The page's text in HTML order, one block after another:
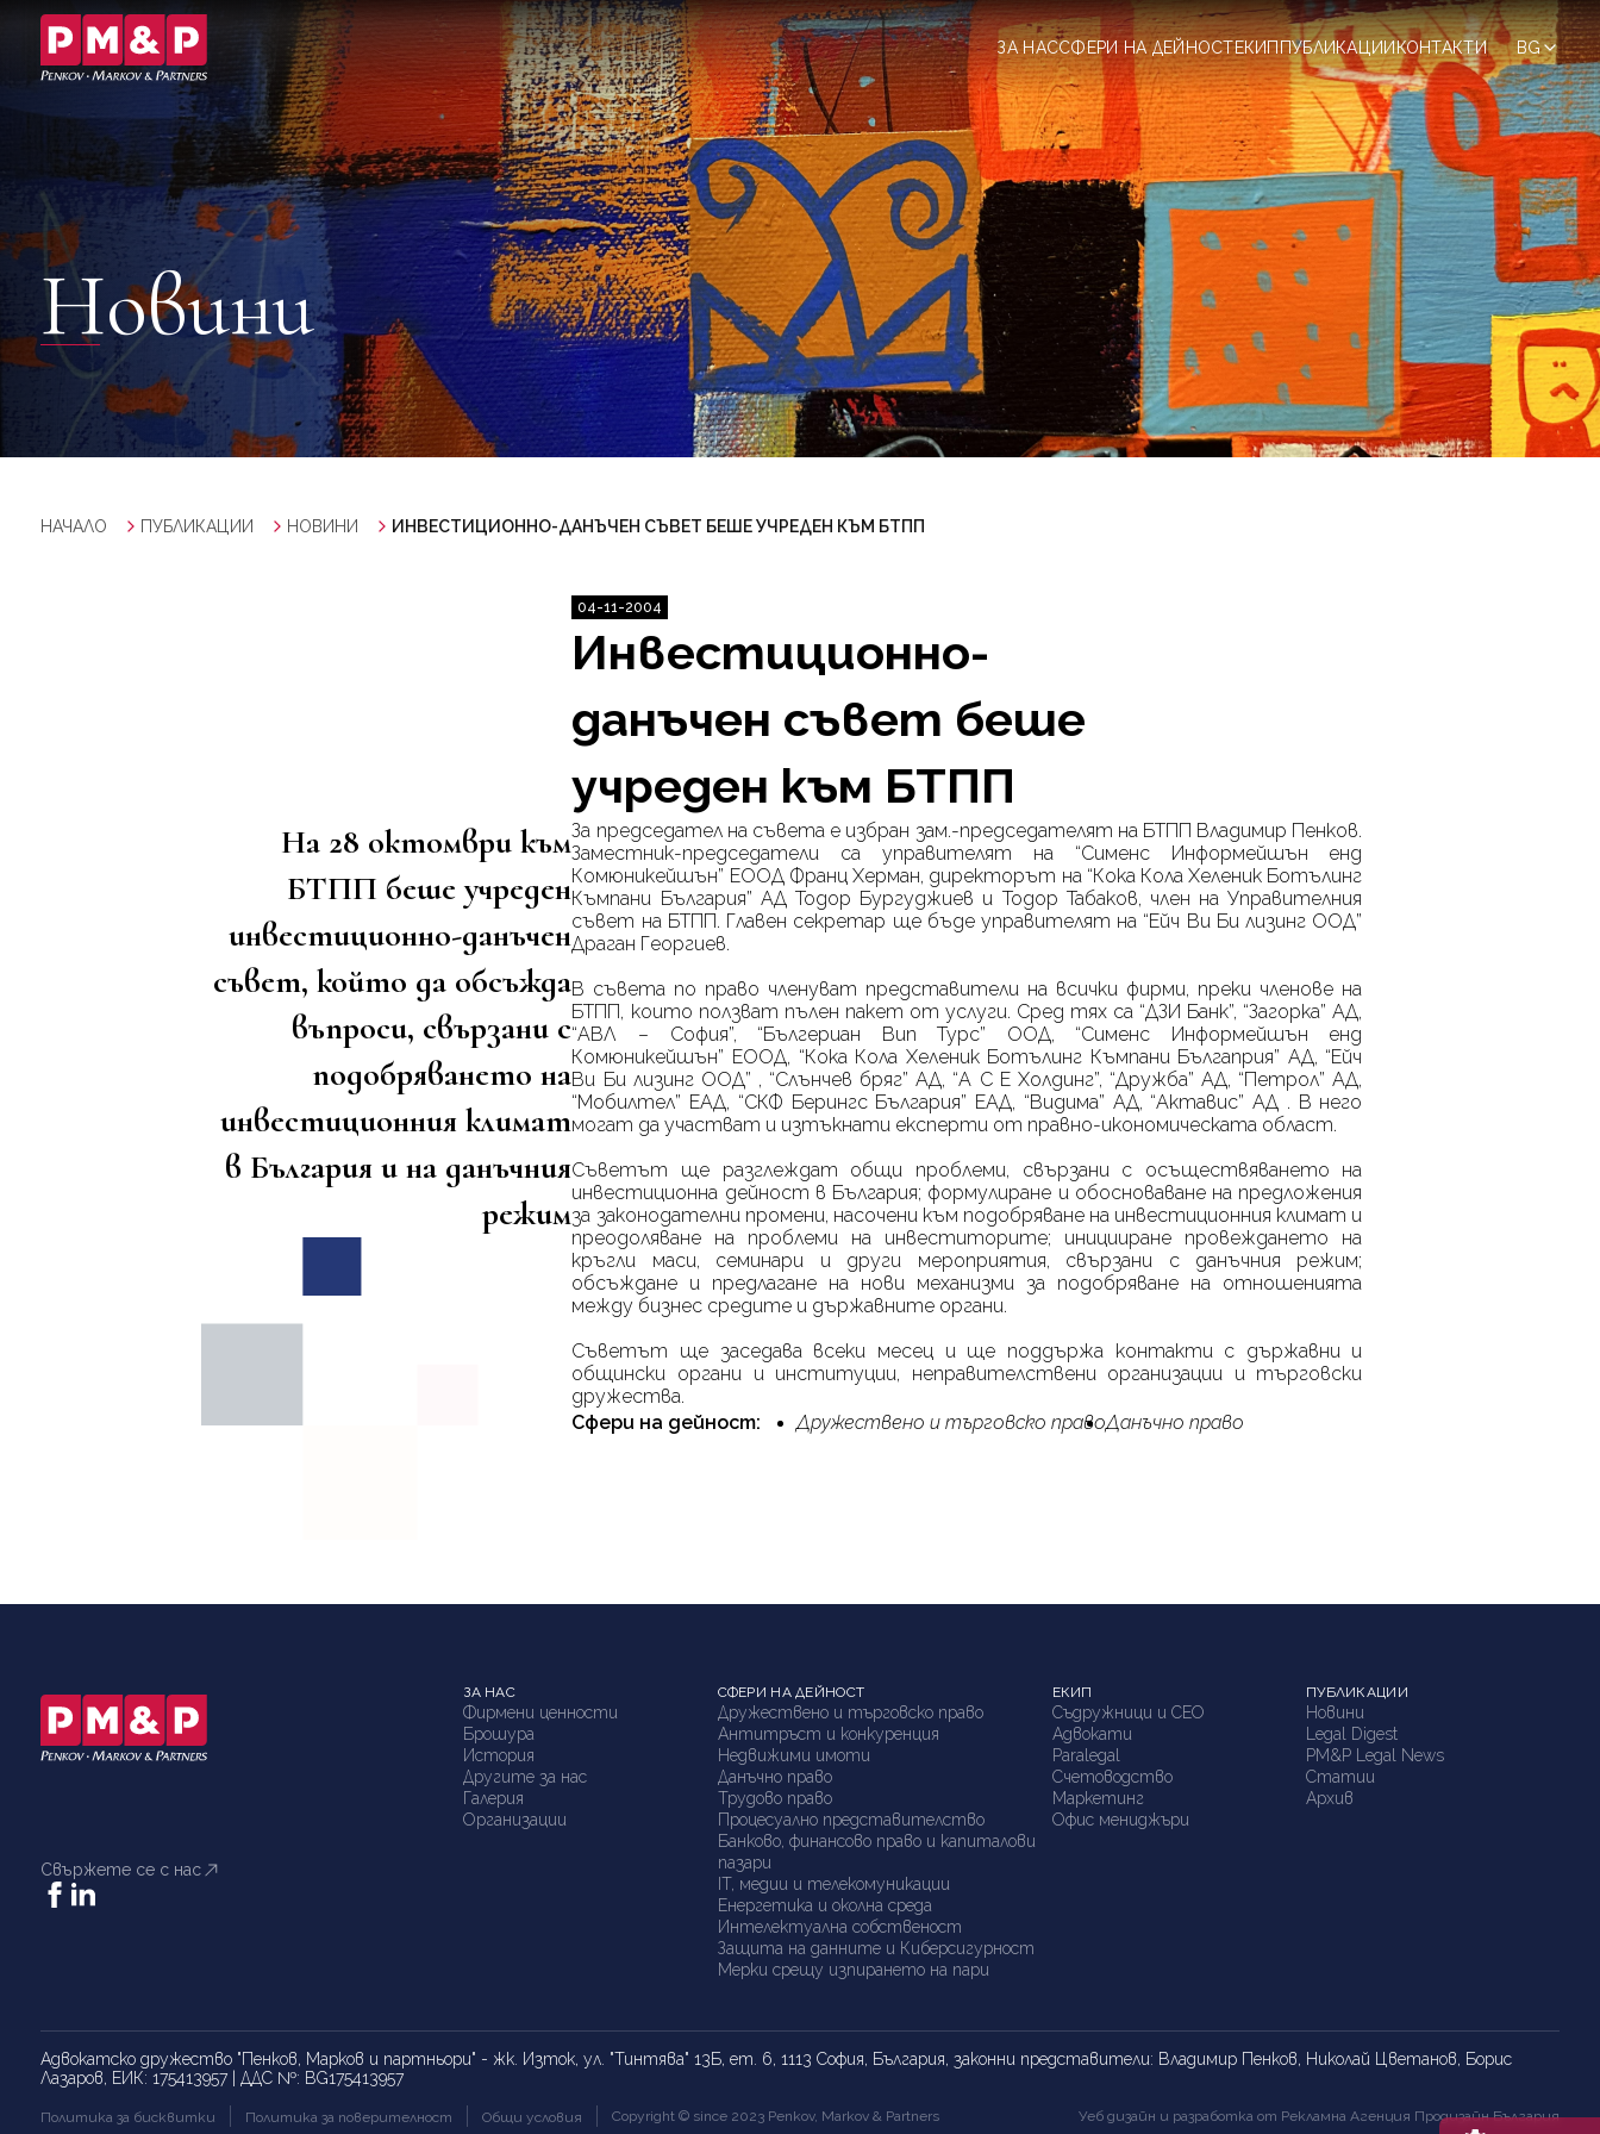
ЗА НАССФЕРИ НА ДЕЙНОСТЕКИППУБЛИКАЦИИКОНТАКТИ BG
Новини
НАЧАЛО ПУБЛИКАЦИИ НОВИНИ ИНВЕСТИЦИОННО-ДАНЪЧЕН СЪВЕТ БЕШЕ УЧРЕДЕН КЪМ БТПП
04-11-2004
Инвестиционно-
данъчен съвет беше
учреден към БТПП
На 28 октомври към
БТПП беше учреден
инвестиционно-данъчен
съвет, който да обсъжда
въпроси, свързани с
подобряването на
инвестиционния климат
в България и на данъчния
режим
За председател на съвета е избран зам.-председателят на БТПП Владимир Пенков.
Заместник-председатели са управителят на “Сименс Информейшън енд
Комюникейшън” ЕООД Франц Херман, директорът на “Кока Кола Хеленик Ботълинг
Къмпани България” АД Тодор Бургуджиев и Тодор Табаков, член на Управителния
съвет на БТПП. Главен секретар ще бъде управителят на “Ейч Ви Би лизинг ООД”
Драган Георгиев.
В съвета по право членуват представители на всички фирми, преки членове на
БТПП, които ползват пълен пакет от услуги. Сред тях са “ДЗИ Банк”, “Загорка” АД,
“АВЛ – София”, “Бългериан Вип Турс” ООД, “Сименс Информейшън енд
Комюникейшън” ЕООД, “Кока Кола Хеленик Ботълинг Къмпани Бългаприя” АД, “Ейч
Ви Би лизинг ООД” , “Слънчев бряг” АД, “А С Е Холдинг”, “Дружба” АД, “Петрол” АД,
“Мобилтел” ЕАД, “СКФ Берингс България” ЕАД, “Видима” АД, “Актавис” АД . В него
могат да участват и изтъкнати експерти от правно-икономическата област.
Съветът ще разглеждат общи проблеми, свързани с осъществяването на
инвестиционна дейност в България; формулиране и обосноваване на предложения
за законодателни промени, насочени към подобряване на инвестиционния климат и
преодоляване на проблеми на инвеститорите; иницииране провеждането на
кръгли маси, семинари и други мероприятия, свързани с данъчния режим;
обсъждане и предлагане на нови механизми за подобряване на отношенията
между бизнес средите и държавните органи.
Съветът ще заседава всеки месец и ще поддържа контакти с държавни и
общински органи и институции, неправителствени организации и търговски
дружества.
Сфери на дейност:
Дружествено и търговско правоДанъчно право
Свържете се с нас
ЗА НАС
Фирмени ценности
Брошура
История
Другите за нас
Галерия
Организации
СФЕРИ НА ДЕЙНОСТ
Дружествено и търговско право
Антитръст и конкуренция
Недвижими имоти
Данъчно право
Трудово право
Процесуално представителство
Банково, финансово право и капиталови
пазари
IT, медии и телекомуникации
Енергетика и околна среда
Интелектуална собственост
Защита на данните и Киберсигурност
Мерки срещу изпирането на пари
ЕКИП
Съдружници и СЕО
Адвокати
Paralegal
Счетоводство
Маркетинг
Офис мениджъри
ПУБЛИКАЦИИ
Новини
Legal Digest
PM&P Legal News
Статии
Архив
Адвокатско дружество "Пенков, Марков и партньори" - жк. Изток, ул. "Тинтява" 13Б, ет. 6, 1113 София, България, законни представители: Владимир Пенков, Николай Цветанов, Борис
Лазаров, ЕИК: 175413957 | ДДС №: BG175413957
Политика за бисквитки Политика за поверителност Общи условия Copyright © since 2023 Penkov, Markov & Partners Уеб дизайн и разработка от Рекламна Агенция Продизайн България